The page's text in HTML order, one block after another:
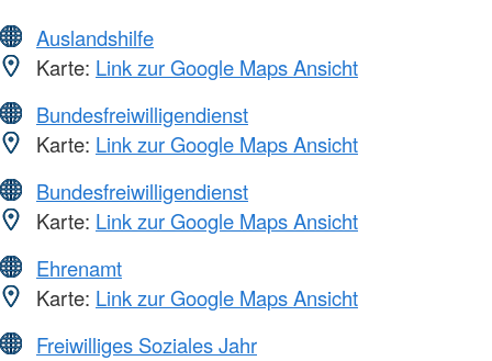
Auslandshilfe
Karte: Link zur Google Maps Ansicht
Bundesfreiwilligendienst
Karte: Link zur Google Maps Ansicht
Bundesfreiwilligendienst
Karte: Link zur Google Maps Ansicht
Ehrenamt
Karte: Link zur Google Maps Ansicht
Freiwilliges Soziales Jahr